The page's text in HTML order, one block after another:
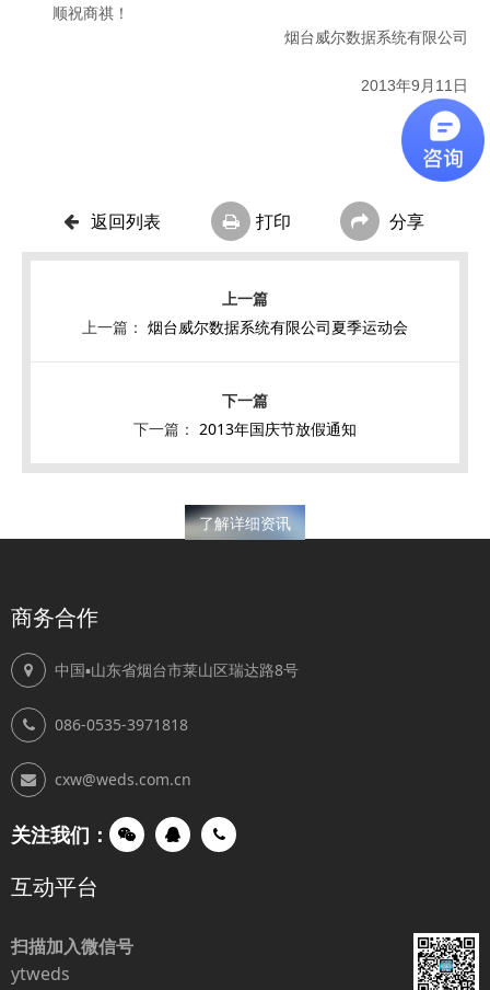
顺祝商祺！
烟台威尔数据系统有限公司
2013年9月11日
返回列表 打印 分享
上一篇： 烟台威尔数据系统有限公司夏季运动会
下一篇： 2013年国庆节放假通知
了解详细资讯
商务合作
中国▪山东省烟台市莱山区瑞达路8号
086-0535-3971818
cxw@weds.com.cn
关注我们：
互动平台
扫描加入微信号
ytweds